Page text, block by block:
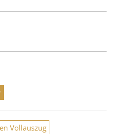
Vollauszug